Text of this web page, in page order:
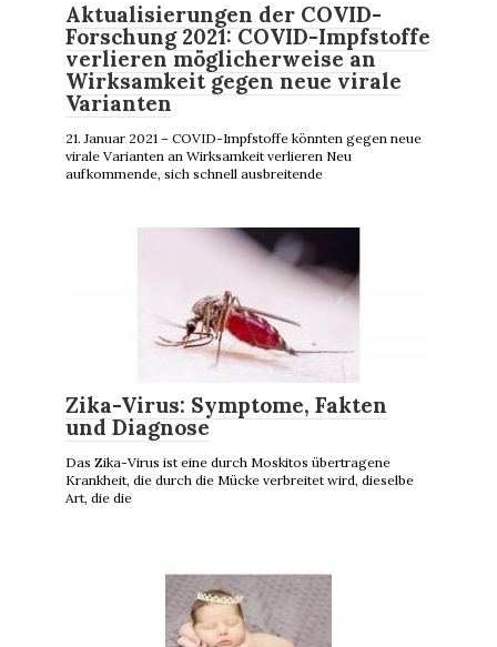
Aktualisierungen der COVID-
Forschung 2021: COVID-Impfstoffe
verlieren möglicherweise an
Wirksamkeit gegen neue virale
Varianten
21. Januar 2021 – COVID-Impfstoffe könnten gegen neue
virale Varianten an Wirksamkeit verlieren Neu
aufkommende, sich schnell ausbreitende
Zika-Virus: Symptome, Fakten
und Diagnose
Das Zika-Virus ist eine durch Moskitos übertragene
Krankheit, die durch die Mücke verbreitet wird, dieselbe
Art, die die